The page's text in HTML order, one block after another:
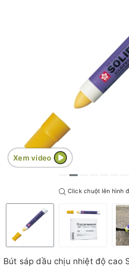
Click chuột lên hình
Xem video
Bút sáp dầu chịu nhiệt độ cao